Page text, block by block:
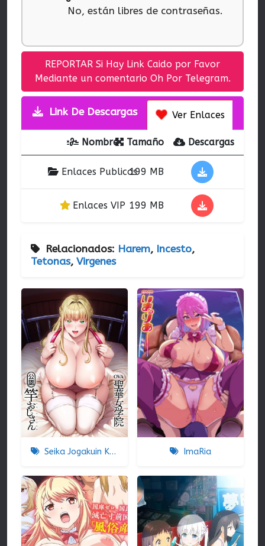
No, están libres de contraseñas.
REPORTAR Si Hay Link Caido por Favor
Mediante un comentario Oh Por Telegram.
Link De Descargas Ver Enlaces
Nombre Tamaño Descargas
Enlaces Publicos199 MB
Enlaces VIP 199 MB
Relacionados: Harem, Incesto,
Tetonas, Virgenes
Seika Jogakuin Koutoubu Kounin Sao Oji-san ImaRia